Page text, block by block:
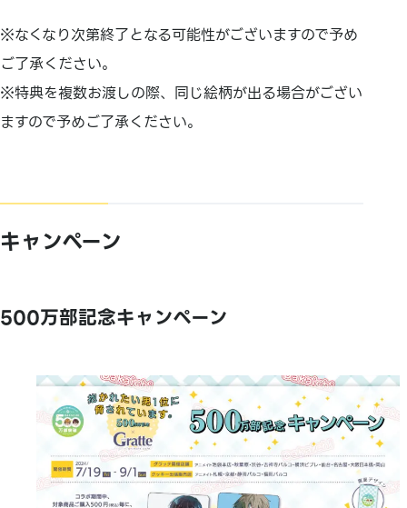
※なくなり次第終了となる可能性がございますので予め
ご了承ください。
※特典を複数お渡しの際、同じ絵柄が出る場合がござい
ますので予めご了承ください。
キャンペーン
500万部記念キャンペーン